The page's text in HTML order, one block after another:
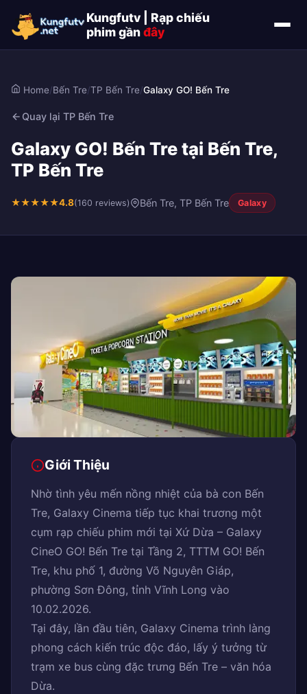
Kungfutv | Rạp chiếu
phim gầnđây
Home/Bến Tre/TP Bến Tre/Galaxy GO! Bến Tre
Quay lại TP Bến Tre
Galaxy GO! Bến Tre tại Bến Tre,
TP Bến Tre
★★★★★4.8(160 reviews) Bến Tre, TP Bến Tre Galaxy
Giới Thiệu
Nhờ tình yêu mến nồng nhiệt của bà con Bến
Tre, Galaxy Cinema tiếp tục khai trương một
cụm rạp chiếu phim mới tại Xứ Dừa – Galaxy
CineO GO! Bến Tre tại Tầng 2, TTTM GO! Bến
Tre, khu phố 1, đường Võ Nguyên Giáp,
phường Sơn Đông, tỉnh Vĩnh Long vào
10.02.2026.
Tại đây, lần đầu tiên, Galaxy Cinema trình làng
phong cách kiến trúc độc đáo, lấy ý tưởng từ
trạm xe bus cùng đặc trưng Bến Tre – văn hóa
Dừa.